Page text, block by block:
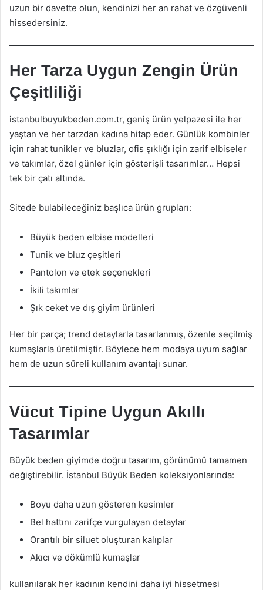
uzun bir davette olun, kendinizi her an rahat ve özgüvenli
hissedersiniz.
Her Tarza Uygun Zengin Ürün
Çeşitliliği
istanbulbuyukbeden.com.tr, geniş ürün yelpazesi ile her
yaştan ve her tarzdan kadına hitap eder. Günlük kombinler
için rahat tunikler ve bluzlar, ofis şıklığı için zarif elbiseler
ve takımlar, özel günler için gösterişli tasarımlar… Hepsi
tek bir çatı altında.
Sitede bulabileceğiniz başlıca ürün grupları:
Büyük beden elbise modelleri
Tunik ve bluz çeşitleri
Pantolon ve etek seçenekleri
İkili takımlar
Şık ceket ve dış giyim ürünleri
Her bir parça; trend detaylarla tasarlanmış, özenle seçilmiş
kumaşlarla üretilmiştir. Böylece hem modaya uyum sağlar
hem de uzun süreli kullanım avantajı sunar.
Vücut Tipine Uygun Akıllı
Tasarımlar
Büyük beden giyimde doğru tasarım, görünümü tamamen
değiştirebilir. İstanbul Büyük Beden koleksiyonlarında:
Boyu daha uzun gösteren kesimler
Bel hattını zarifçe vurgulayan detaylar
Orantılı bir siluet oluşturan kalıplar
Akıcı ve dökümlü kumaşlar
kullanılarak her kadının kendini daha iyi hissetmesi